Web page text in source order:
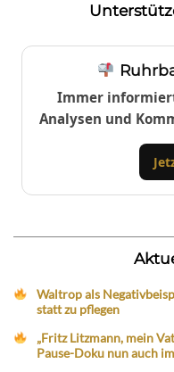
Immer
Analysen und
Waltrop als
statt zu pflegen
„Fritz Litzmann, mein
Pause-Doku nun auch